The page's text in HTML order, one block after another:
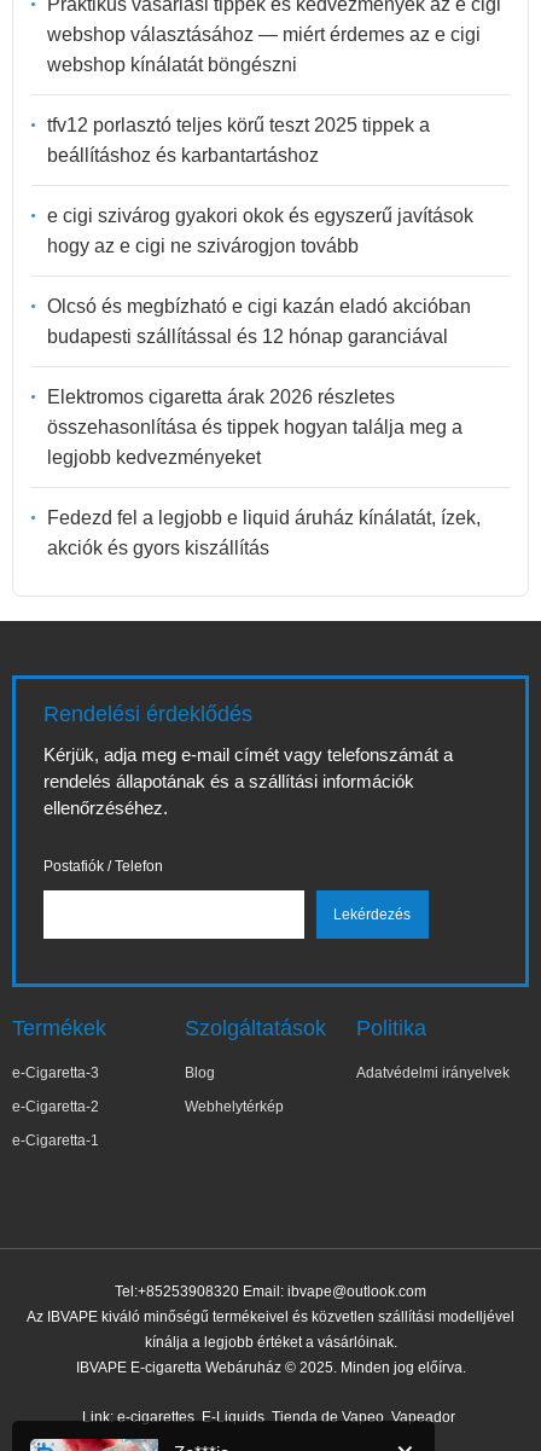
Praktikus vásárlási tippek és kedvezmények az e cigi
webshop választásához — miért érdemes az e cigi
webshop kínálatát böngészni
tfv12 porlasztó teljes körű teszt 2025 tippek a
beállításhoz és karbantartáshoz
e cigi szivárog gyakori okok és egyszerű javítások
hogy az e cigi ne szivárogjon tovább
Olcsó és megbízható e cigi kazán eladó akcióban
budapesti szállítással és 12 hónap garanciával
Elektromos cigaretta árak 2026 részletes
összehasonlítása és tippek hogyan találja meg a
legjobb kedvezményeket
Fedezd fel a legjobb e liquid áruház kínálatát, ízek,
akciók és gyors kiszállítás
Rendelési érdeklődés
Kérjük, adja meg e-mail címét vagy telefonszámát a
rendelés állapotának és a szállítási információk
ellenőrzéséhez.
Postafiók / Telefon
Termékek
e-Cigaretta-3
e-Cigaretta-2
e-Cigaretta-1
Szolgáltatások
Blog
Webhelytérkép
Politika
Adatvédelmi irányelvek
Tel:+85253908320 Email: ibvape@outlook.com
Az IBVAPE kiváló minőségű termékeivel és közvetlen szállítási modelljével
kínálja a legjobb értéket a vásárlóinak.
IBVAPE E-cigaretta Webáruház © 2025. Minden jog előírva.
Link: e-cigarettes E-Liquids Tienda de Vapeo Vapeador
✕
Zo***ia